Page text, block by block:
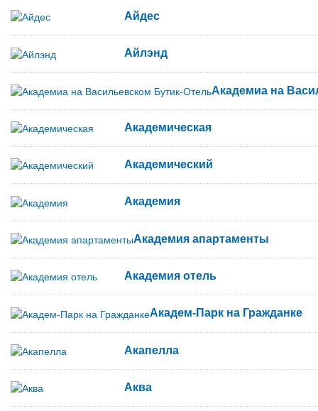
Айдес
Айлэнд
Академиа на
Академическая
Академический
Академия
Академия апартаменты
Академия отель
Академ-Парк на Гражданке
Акапелла
Аква